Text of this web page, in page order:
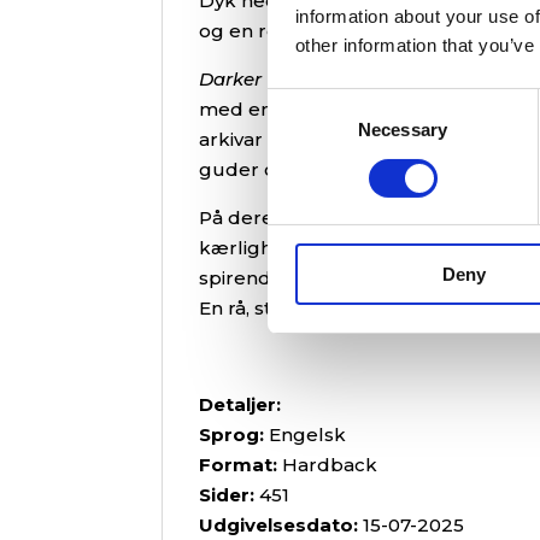
information about your use
other information that
Consent
Necessary
Deny
og en rejse, der kan ændre
Darker Than the Starless Night
er
med en mørk fortid, trues
arkivar Quia, og sammen afslører
guder og titaner.
På deres rejse gennem farlige
kærlighed, som måske stadig
spirende følelser for Quia og de
En rå, stemningsfuld og
Detaljer:
Sprog: Engelsk
Format: Hardback
Sider: 451
Udgivelsesdato: 15-07-2025